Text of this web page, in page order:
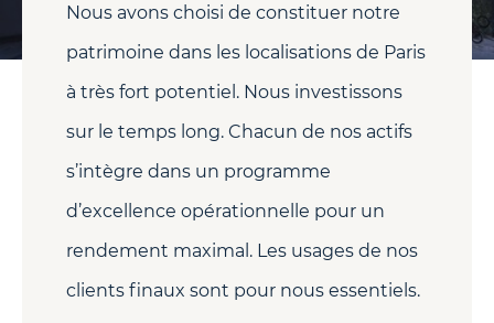
Nous avons choisi de constituer notre
patrimoine dans les localisations de Paris
à très fort potentiel. Nous investissons
sur le temps long. Chacun de nos actifs
s’intègre dans un programme
d’excellence opérationnelle pour un
rendement maximal. Les usages de nos
clients finaux sont pour nous essentiels.